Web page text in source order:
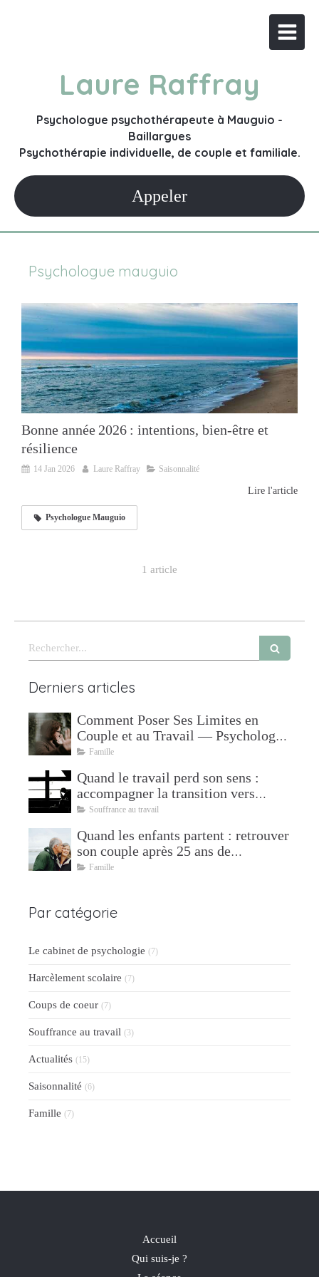
Laure Raffray
Psychologue psychothérapeute à Mauguio -
Baillargues
Psychothérapie individuelle, de couple et familiale.
Appeler
Psychologue mauguio
Bonne année 2026 : intentions, bien‑être et
résilience
14 Jan 2026 Laure Raffray Saisonnalité
Lire l'article
Psychologue Mauguio
1 article
Rechercher
Derniers articles
Comment Poser Ses Limites en
Couple et au Travail — Psychologue
à Mudaison
Famille
Quand le travail perd son sens :
accompagner la transition vers
l'après
Souffrance au travail
Quand les enfants partent : retrouver
son couple après 25 ans de
parentalité
Famille
Par catégorie
Le cabinet de psychologie (7)
Harcèlement scolaire (7)
Coups de coeur (7)
Souffrance au travail (3)
Actualités (15)
Saisonnalité (6)
Famille (7)
Accueil
Qui suis-je ?